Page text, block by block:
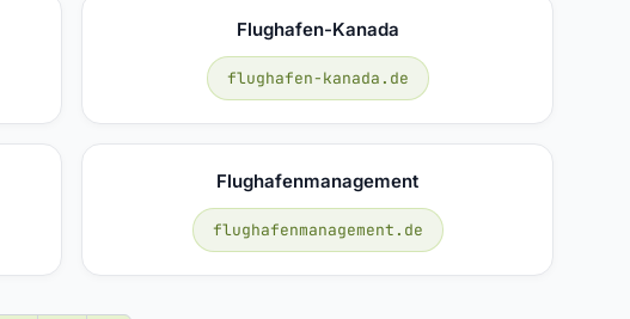
Flughafen-Kanada
flughafen-kanada.de
Flughafenmanagement
flughafenmanagement.de